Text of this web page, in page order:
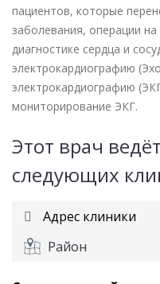
пациентов, которые
заболевания, операции на
диагностике сердца и
электрокардиографию
электрокардиографию
мониторирование ЭКГ.
Этот врач
следующих
Адрес клиники
Район